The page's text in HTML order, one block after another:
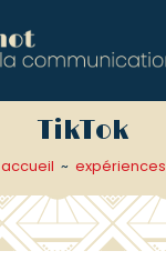
TikTok
accueil ~ expériences